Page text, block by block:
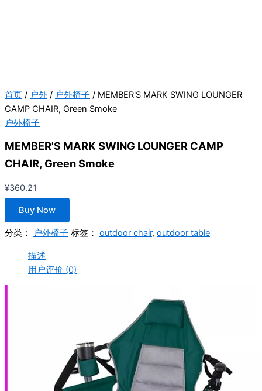
首页 / 户外 / 户外椅子 / MEMBER'S MARK SWING LOUNGER
CAMP CHAIR, Green Smoke
户外椅子
MEMBER'S MARK SWING LOUNGER CAMP
CHAIR, Green Smoke
¥360.21
Buy Now
分类： 户外椅子 标签： outdoor chair, outdoor table
描述
用户评价 (0)